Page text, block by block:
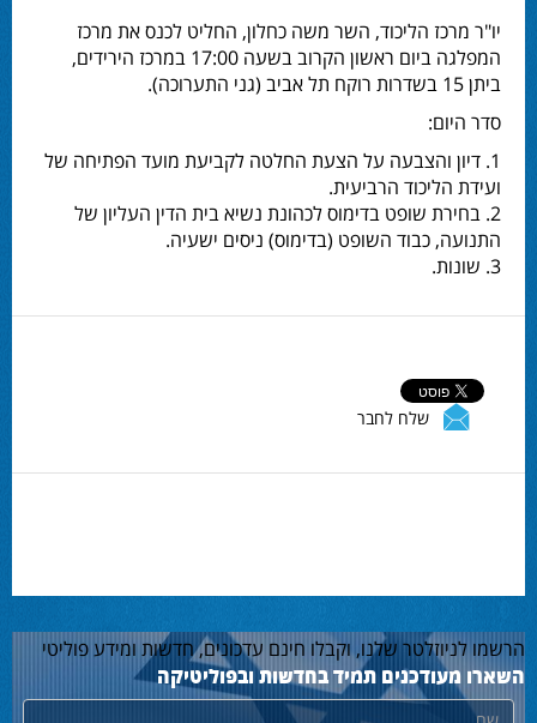
יו"ר מרכז הליכוד, השר משה כחלון, החליט לכנס את מרכז
המפלגה ביום ראשון הקרוב בשעה 17:00 במרכז הירידים,
ביתן 15 בשדרות רוקח תל אביב (גני התערוכה).
סדר היום:
1. דיון והצבעה על הצעת החלטה לקביעת מועד הפתיחה של
ועידת הליכוד הרביעית.
2. בחירת שופט בדימוס לכהונת נשיא בית הדין העליון של
התנועה, כבוד השופט (בדימוס) ניסים ישעיה.
3. שונות.
שלח לחבר
הרשמו לניוזלטר שלנו, וקבלו חינם עדכונים, חדשות ומידע פוליטי
השארו מעודכנים תמיד בחדשות ובפוליטיקה
שם